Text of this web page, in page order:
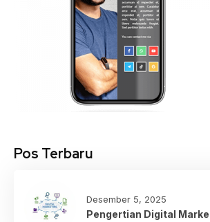
Pos Terbaru
Desember 5, 2025
Pengertian Digital